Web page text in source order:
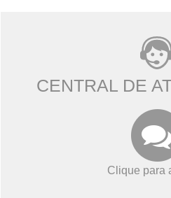
CENTRAL DE
Clique para